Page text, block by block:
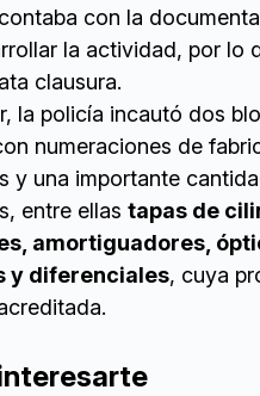
con la
la actividad, por lo
clausura.
la policía incautó dos
numeraciones de
y una importante
entre ellas tapas de
amortiguadores,
y diferenciales, cuya